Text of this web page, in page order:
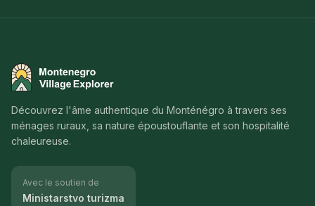
Montenegro Village Explorer
Découvrez l'âme authentique du Monténégro à travers ses
ménages ruraux, sa nature époustouflante et son hospitalité
chaleureuse.
Avec le soutien de
Ministarstvo turizma